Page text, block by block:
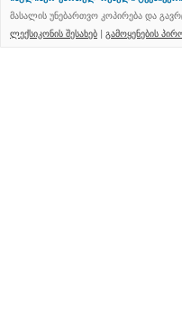
მასალის უნებართვო კოპირება და
ლექსიკონის შესახებ | გამოყენების